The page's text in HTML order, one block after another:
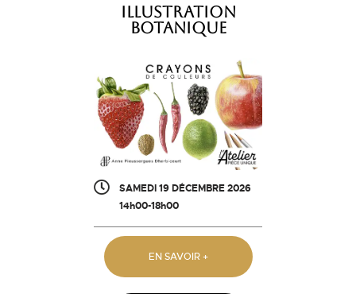
Illustration
botanique
SAMEDI 19 DÉCEMBRE 2026
14h00-18h00
EN SAVOIR +